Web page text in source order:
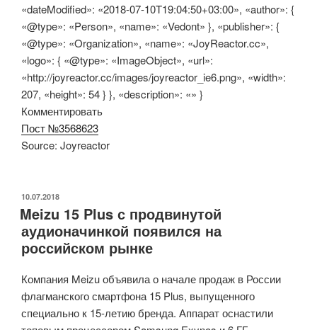
«dateModified»: «2018-07-10T19:04:50+03:00», «author»: {
«@type»: «Person», «name»: «Vedont» }, «publisher»: {
«@type»: «Organization», «name»: «JoyReactor.cc»,
«logo»: { «@type»: «ImageObject», «url»:
«http://joyreactor.cc/images/joyreactor_ie6.png», «width»:
207, «height»: 54 } }, «description»: «» }
Комментировать
Пост №3568623
Source: Joyreactor
ОПУБЛИКОВАНО
10.07.2018
Meizu 15 Plus с продвинутой
аудионачинкой появился на
российском рынке
Компания Meizu объявила о начале продаж в России
флагманского смартфона 15 Plus, выпущенного
специально к 15-летию бренда. Аппарат оснастили